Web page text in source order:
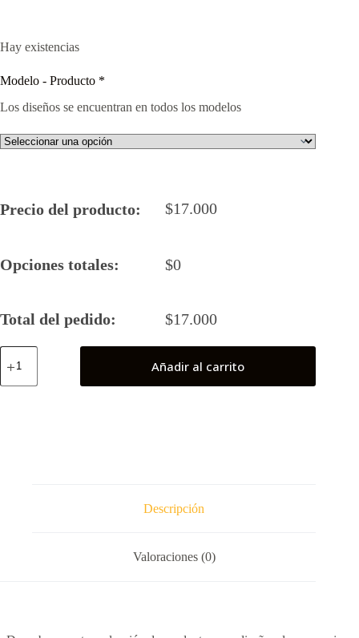
Hay existencias
Modelo - Producto *
Los diseños se encuentran en todos los modelos
Precio del producto: $17.000
Opciones totales: $0
Total del pedido: $17.000
Ash
Kanto
Añadir al carrito
Descripción
Valoraciones (0)